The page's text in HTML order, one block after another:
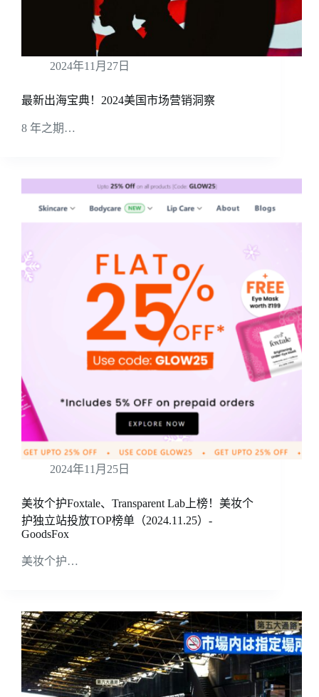
2024年11月27日
最新出海宝典！2024美国市场营销洞察
8 年之期…
2024年11月25日
美妆个护Foxtale、Transparent Lab上榜！美妆个
护独立站投放TOP榜单（2024.11.25）-
GoodsFox
美妆个护…